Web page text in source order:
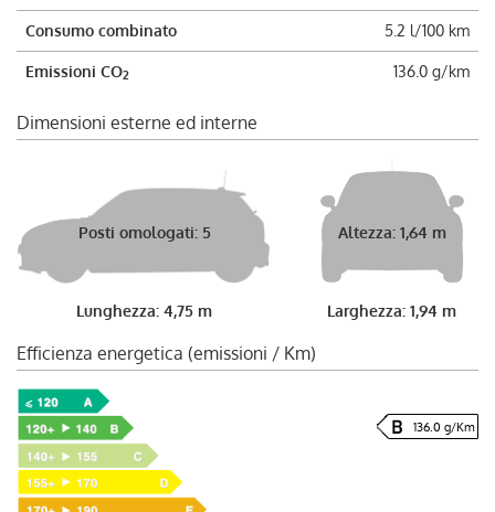
Consumo combinato 5.2 l/100 km
Emissioni CO2 136.0 g/km
Dimensioni esterne ed interne
Posti omologati: 5
Lunghezza: 4,75 m
Altezza: 1,64 m
Larghezza: 1,94 m
Efficienza energetica (emissioni / Km)
136.0 g/Km